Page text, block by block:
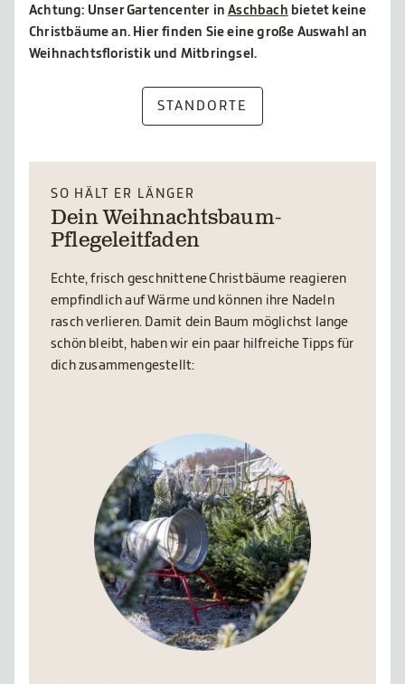
Achtung: Unser Gartencenter inAschbach bietet keine
Christbäume an. Hier finden Sie eine große Auswahl an
Weihnachtsfloristik und Mitbringsel.
STANDORTE
SO HÄLT ER LÄNGER
Dein Weihnachtsbaum-
Pflegeleitfaden
Echte, frisch geschnittene Christbäume reagieren
empfindlich auf Wärme und können ihre Nadeln
rasch verlieren. Damit dein Baum möglichst lange
schön bleibt, haben wir ein paar hilfreiche Tipps für
dich zusammengestellt: